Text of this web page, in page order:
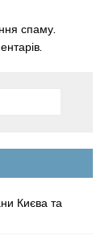
спаму.
Києва та